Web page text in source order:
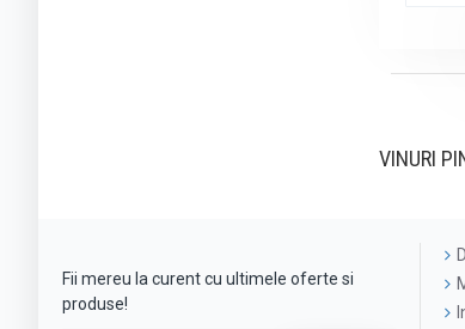
VINURI
Fii mereu la curent cu ultimele oferte si
produse!